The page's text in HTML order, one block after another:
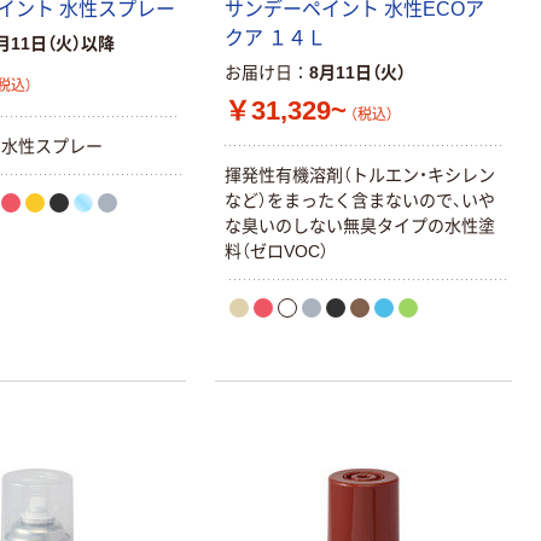
ント 水性スプレー
11日（火）以降
込）
性スプレー
サンデーペイント 水性ECOア
クア １４Ｌ
お届け日 8月11日（火）
￥31,329~ （税込）
揮発性有機溶剤（トルエン・キシレン
など）をまったく含まないので、いや
な臭いのしない無臭タイプの水性塗
料（ゼロVOC）